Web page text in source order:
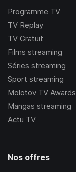
Programme TV
TV Replay
TV Gratuit
Films streaming
Séries streaming
Sport streaming
Molotov TV Awards
Mangas streaming
Actu TV
Nos offres